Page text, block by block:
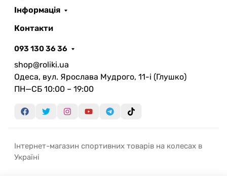
Інформація
Контакти
093 130 36 36
shop@roliki.ua
Одеса, вул. Ярослава Мудрого, 11-i (Глушко)
ПН—СБ 10:00 – 19:00
Інтернет-магазин спортивних товарів на колесах в
Україні